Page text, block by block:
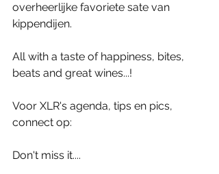
overheerlijke favoriete sate van
kippendijen.
All with a taste of happiness, bites,
beats and great wines...!
Voor XLR's agenda, tips en pics,
connect op:
Don't miss it....